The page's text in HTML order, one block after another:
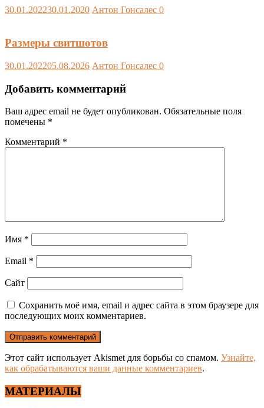
30.01.202230.01.2020 Антон Гонсалес 0
Размеры свитшотов
30.01.202205.08.2026 Антон Гонсалес 0
Добавить комментарий
Ваш адрес email не будет опубликован. Обязательные поля
помечены *
Комментарий *
Имя *
Email *
Сайт
Сохранить моё имя, email и адрес сайта в этом браузере для
последующих моих комментариев.
Этот сайт использует Akismet для борьбы со спамом. Узнайте,
как обрабатываются ваши данные комментариев.
МАТЕРИАЛЫ